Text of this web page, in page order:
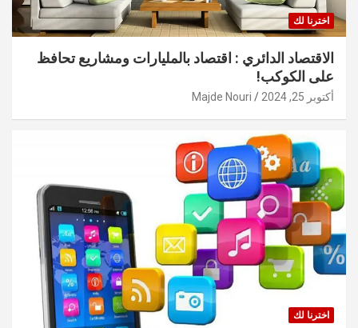
اخترنا لك
الاقتصاد الدائري : اقتصاد بالمليارات ومشاريع تحافظ
على الكوكب!
أكتوبر 25, 2024 Majde Nouri
اخترنا لك